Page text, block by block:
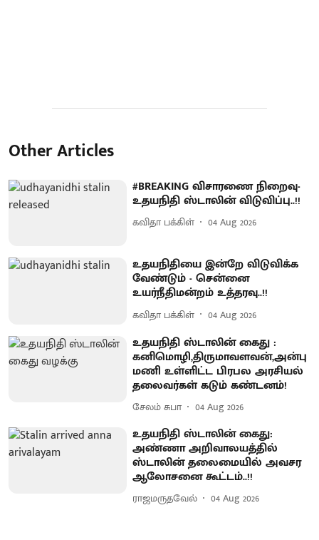
Other Articles
#BREAKING விசாரணை நிறைவு-
உதயநிதி ஸ்டாலின் விடுவிப்பு..!!
கவிதா பக்கிள் 04 Aug 2026
உதயநிதியை இன்றே விடுவிக்க
வேண்டும் - சென்னை
உயர்நீதிமன்றம் உத்தரவு..!!
கவிதா பக்கிள் 04 Aug 2026
உதயநிதி ஸ்டாலின் கைது :
கனிமொழி,திருமாவளவன்,அன்பு
மணி உள்ளிட்ட பிரபல அரசியல்
தலைவர்கள் கடும் கண்டனம்!
சேலம் சுபா 04 Aug 2026
உதயநிதி ஸ்டாலின் கைது:
அண்ணா அறிவாலயத்தில்
ஸ்டாலின் தலைமையில் அவசர
ஆலோசனை கூட்டம்..!!
ராஜமருதவேல் 04 Aug 2026